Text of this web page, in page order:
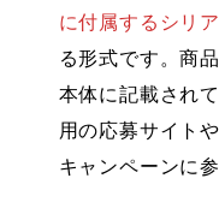
に付属するシリ
る形式です。商
本体に記載され
用の応募サイト
キャンペーンに